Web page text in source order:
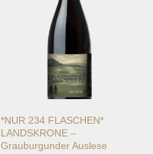
*NUR 234 FLASCHEN*
LANDSKRONE –
Grauburgunder Auslese